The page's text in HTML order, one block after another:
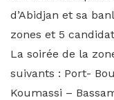
d’Abidjan et sa
zones et 5
La soirée de la
suivants : Port-
Koumassi –